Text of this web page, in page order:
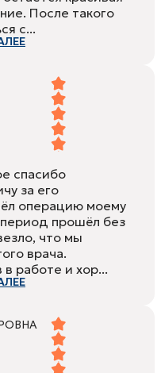
После такого
с...
спасибо
за его
операцию моему
прошёл без
что мы
врача.
работе и хор...